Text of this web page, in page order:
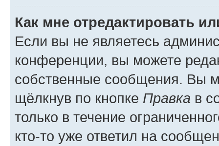
Как мне отредактировать
Если вы не являетесь
конференции, вы можете
собственные сообщения. Вы
щёлкнув по кнопке Правка в
только в течение
кто-то уже ответил на